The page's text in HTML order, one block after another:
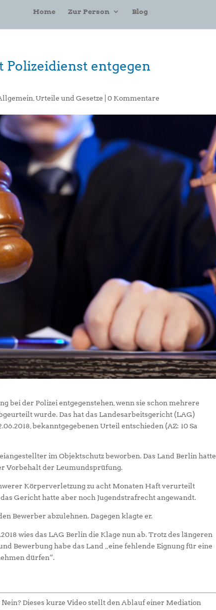
Home Zur Person Blog
Polizeidienst entgegen
,Urteile und Gesetze |0 Kommentare
bei der Polizei entgegenstehen, wenn sie schon mehrere
wurde. Das hat das Landesarbeitsgericht (LAG)
bekanntgegebenen Urteil entschieden (AZ: 10 Sa
im Objektschutz beworben. Das Land Berlin hatte
Vorbehalt der Leumundsprüfung.
Körperverletzung zu acht Monaten Haft verurteilt
Gericht hatte aber noch Jugendstrafrecht angewandt.
Bewerber abzulehnen. Dagegen klagte er.
wies das LAG Berlin die Klage nun ab. Trotz des längeren
Bewerbung habe das Land „eine fehlende Eignung für eine
dürfen“.
Dieses kurze Video stellt den Ablauf einer Mediation